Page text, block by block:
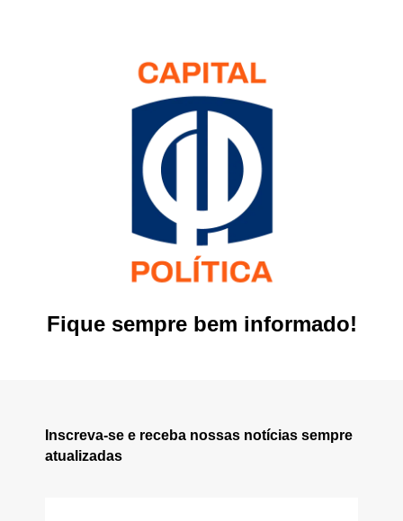
Fique sempre bem informado!
Inscreva-se e receba nossas notícias sempre
atualizadas